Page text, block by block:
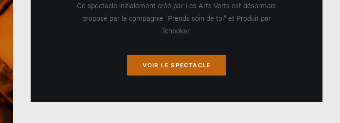
Ce spectacle initialement créé par Les Arts Verts est désormais
proposé par la compagnie "Prends soin de toi" et Produit par
Tchookar.
VOIR LE SPECTACLE